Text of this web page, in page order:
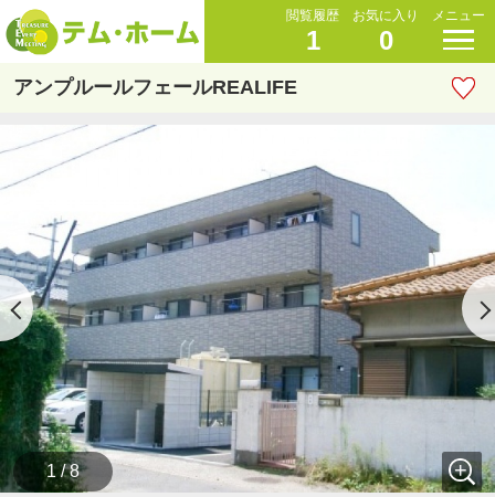
閲覧履歴
1
お気に入り
0
メニュー
アンプルールフェールREALIFE
1 / 8